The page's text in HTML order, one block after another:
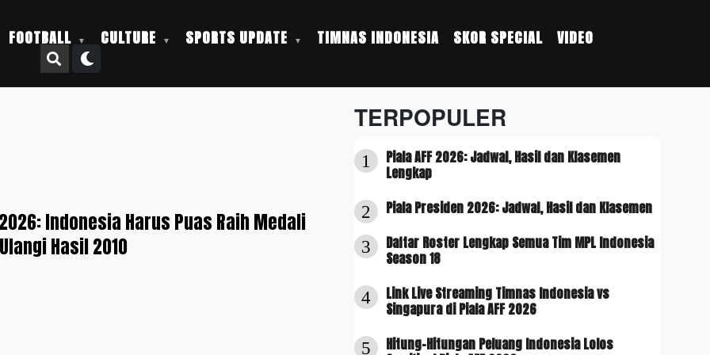
FOOTBALL CULTURE SPORTS UPDATE TIMNAS INDONESIA SKOR SPECIAL VIDEO
Indonesia Harus Puas Raih Medali
Hasil 2010
TERPOPULER
1
Piala AFF 2026: Jadwal, Hasil dan Klasemen
Lengkap
2 Piala Presiden 2026: Jadwal, Hasil dan Klasemen
3
Daftar Roster Lengkap Semua Tim MPL Indonesia
Season 18
4
Link Live Streaming Timnas Indonesia vs
Singapura di Piala AFF 2026
5
Hitung-Hitungan Peluang Indonesia Lolos